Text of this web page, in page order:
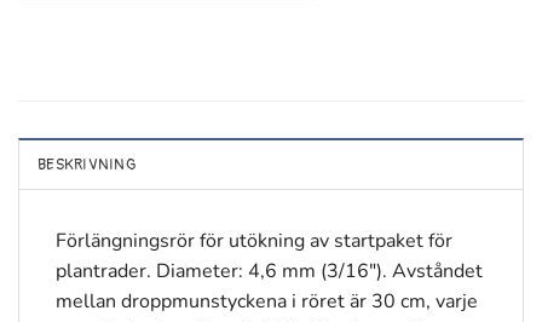
BESKRIVNING
Förlängningsrör för utökning av startpaket för
plantrader. Diameter: 4,6 mm (3/16″). Avståndet
mellan droppmunstyckena i röret är 30 cm, varje